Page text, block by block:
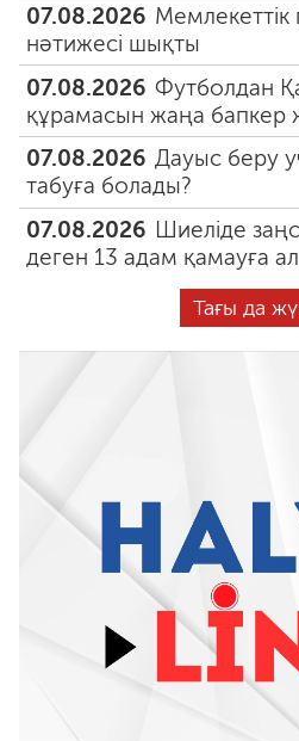
07.08.2026
нәтижесі шықты
07.08.2026 Футболдан
құрамасын жаңа бапкер
07.08.2026 Дауыс беру
табуға болады?
07.08.2026 Шиеліде
деген 13 адам қамауға
Тағы да